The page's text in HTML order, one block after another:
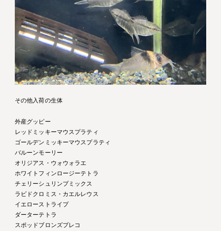
その他入荷の生体
外産グッピー
レッドミッキーマウスプラティ
ゴールデンミッキーマウスプラティ
バルーンモーリー
オリジアス・ウォウォラエ
ホワイトフィンロージーテトラ
チェリーシュリンプミックス
ラビドクロミス・カエルレウス
イエローストライプ
ダーターテトラ
スポッドブロンズプレコ